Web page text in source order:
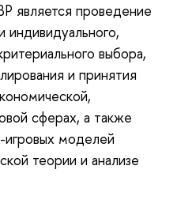
проведение
индивидуального,
выбора,
и принятия
сферах, а также
моделей
теории и анализе